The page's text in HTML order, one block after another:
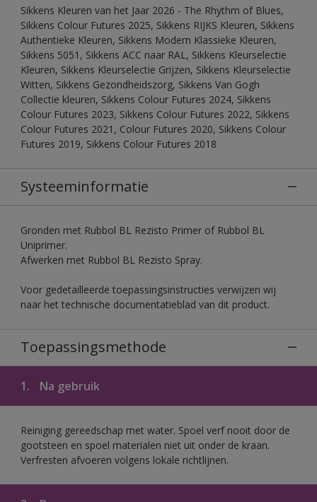
Sikkens Kleuren van het Jaar 2026 - The Rhythm of Blues,
Sikkens Colour Futures 2025, Sikkens RIJKS Kleuren, Sikkens
Authentieke Kleuren, Sikkens Modern Klassieke Kleuren,
Sikkens 5051, Sikkens ACC naar RAL, Sikkens Kleurselectie
Kleuren, Sikkens Kleurselectie Grijzen, Sikkens Kleurselectie
Witten, Sikkens Gezondheidszorg, Sikkens Van Gogh
Collectie kleuren, Sikkens Colour Futures 2024, Sikkens
Colour Futures 2023, Sikkens Colour Futures 2022, Sikkens
Colour Futures 2021, Colour Futures 2020, Sikkens Colour
Futures 2019, Sikkens Colour Futures 2018
Systeeminformatie
Gronden met Rubbol BL Rezisto Primer of Rubbol BL
Uniprimer.
Afwerken met Rubbol BL Rezisto Spray.
Voor gedetailleerde toepassingsinstructies verwijzen wij
naar het technische documentatieblad van dit product.
Toepassingsmethode
1. Na gebruik
Reiniging gereedschap met water. Spoel verf nooit door de
gootsteen en spoel materialen niet uit onder de kraan.
Verfresten afvoeren volgens lokale richtlijnen.